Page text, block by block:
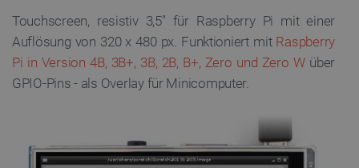
Touchscreen, resistiv 3,5" für Raspberry Pi mit einer
Auflösung von 320 x 480 px. Funktioniert mit Raspberry
Pi in Version 4B, 3B+, 3B, 2B, B+, Zero und Zero Wüber
GPIO-Pins - als Overlay für Minicomputer.